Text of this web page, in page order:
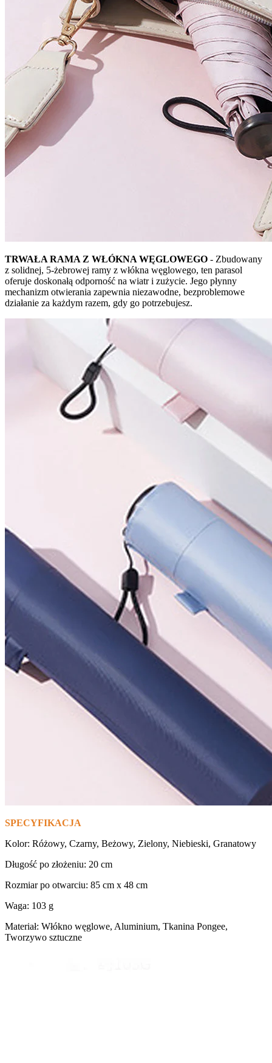
TRWAŁA RAMA Z WŁÓKNA WĘGLOWEGO - Zbudowany
z solidnej, 5-żebrowej ramy z włókna węglowego, ten parasol
oferuje doskonałą odporność na wiatr i zużycie. Jego płynny
mechanizm otwierania zapewnia niezawodne, bezproblemowe
działanie za każdym razem, gdy go potrzebujesz.
SPECYFIKACJA
Kolor: Różowy, Czarny, Beżowy, Zielony, Niebieski, Granatowy
Długość po złożeniu: 20 cm
Rozmiar po otwarciu: 85 cm x 48 cm
Waga: 103 g
Materiał: Włókno węglowe, Aluminium, Tkanina Pongee,
Tworzywo sztuczne